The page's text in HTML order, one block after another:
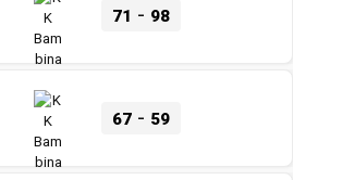
71 - 98
67- 59